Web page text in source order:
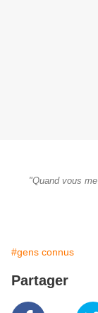
"Quand vous
#gens connus
Partager